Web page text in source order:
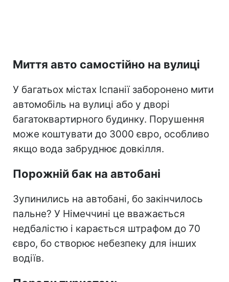
Миття авто самостійно на вулиці
У багатьох містах Іспанії заборонено мити
автомобіль на вулиці або у дворі
багатоквартирного будинку. Порушення
може коштувати до 3000 євро, особливо
якщо вода забруднює довкілля.
Порожній бак на автобані
Зупинились на автобані, бо закінчилось
пальне? У Німеччині це вважається
недбалістю і карається штрафом до 70
євро, бо створює небезпеку для інших
водіїв.